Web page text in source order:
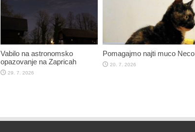
Vabilo na astronomsko
opazovanje na Zapricah
29. 7. 2026
Pomagajmo najti muco Neco
20. 7. 2026